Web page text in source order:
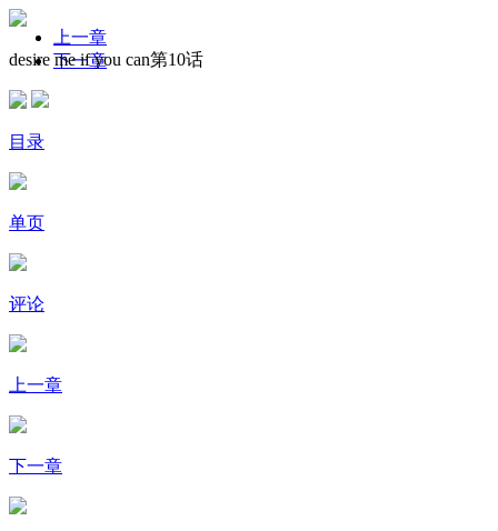
desire me if you can第10话
上一章
下一章
目录
单页
评论
上一章
下一章